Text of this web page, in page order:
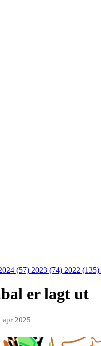
(57) 2023 (74) 2022 (135)
er lagt ut
apr 2025